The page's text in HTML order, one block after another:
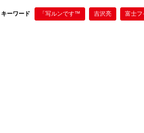
キーワード 「写ルンです™ 吉沢亮 富士